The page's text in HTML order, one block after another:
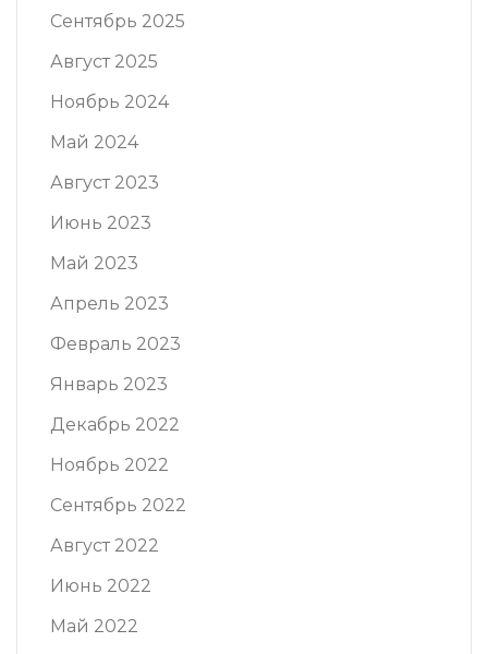
Сентябрь 2025
Август 2025
Ноябрь 2024
Май 2024
Август 2023
Июнь 2023
Май 2023
Апрель 2023
Февраль 2023
Январь 2023
Декабрь 2022
Ноябрь 2022
Сентябрь 2022
Август 2022
Июнь 2022
Май 2022